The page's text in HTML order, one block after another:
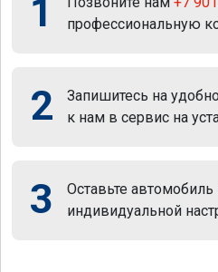
1
профессиональную
2
Запишитесь на
к нам в сервис на
3
Оставьте автомобиль
индивидуальной